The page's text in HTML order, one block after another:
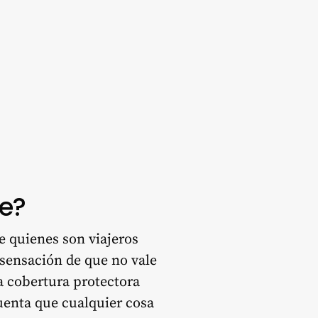
quienes son viajeros
de que no vale
cobertura protectora
que cualquier cosa